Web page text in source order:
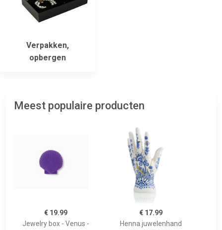
Verpakken,
opbergen
Meest populaire producten
€ 19.99
Jewelry box - Venus -
€ 17.99
Henna juwelenhand